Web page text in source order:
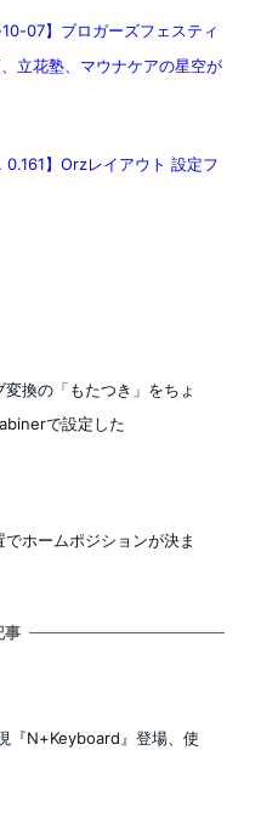
10-07】ブロガーズフェスティ
立花塾、マウナケアの星空が
】Orzレイアウト 設定フ
換の「もたつき」をちょ
で設定した
ホームポジションが決ま
事
『N+Keyboard』登場、使